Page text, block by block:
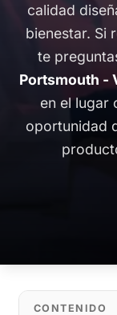
calidad
bienestar. Si
te
Portsmouth -
en el lugar
oportunidad
CONTENIDO